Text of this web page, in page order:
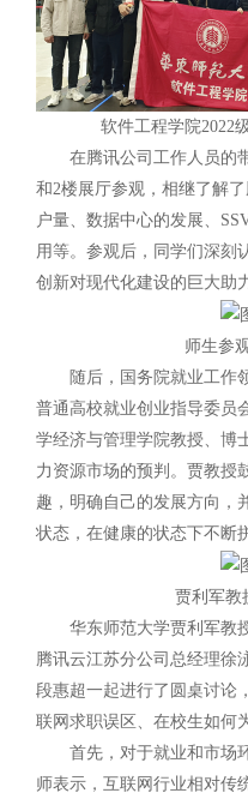
软件工程学院2022
在腾讯公司工作人员的
和2楼展厅参观，相继了解
户量、数据中心的发展、
用等。参观后，同学们深刻
创新对现代化建设的巨大助
师生参
随后，国务院就业工作
普通高校就业创业指导委员
学经济与管理学院教授、博
力资源市场的预判。贾教授
趣，明确自己的发展方向，
状态，在健康的状态下不断
贾利军教
华东师范大学贾利军教
腾讯云江苏分公司总经理徐
段惠超一起进行了圆桌讨论
联网求职误区、在校生如何
首先，对于就业和市场
师表示，互联网行业相对传